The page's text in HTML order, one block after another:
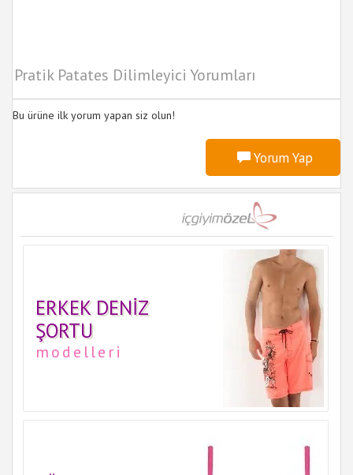
Pratik Patates Dilimleyici Yorumları
Bu ürüne ilk yorum yapan siz olun!
Yorum Yap
ERKEK DENIZ
ŞORTU
modelleri